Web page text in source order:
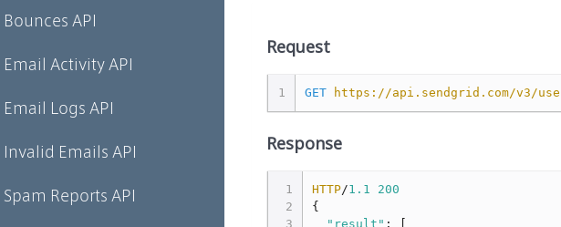
Bounces API
Email Activity API
Email Logs API
Invalid Emails API
Spam Reports API
Request
1 GET https://api.sendgrid.com/v3/
Response
1
2
3
HTTP/1.1
200
{
"result" :